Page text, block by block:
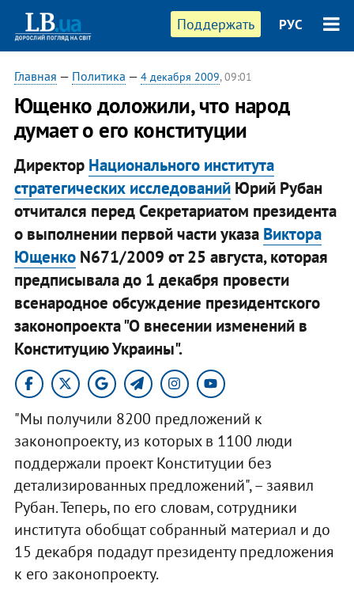
Поддержать РУС
Главная — Политика — 4 декабря 2009, 09:01
Ющенко доложили, что народ
думает о его конституции
Директор Национального института
стратегических исследованийЮрий Рубан
отчитался перед Секретариатом президента
о выполнении первой части указа Виктора
ЮщенкоN671/2009 от 25 августа, которая
предписывала до 1 декабря провести
всенародное обсуждение президентского
законопроекта "О внесении изменений в
Конституцию Украины".
"Мы получили 8200 предложений к
законопроекту, из которых в 1100 люди
поддержали проект Конституции без
детализированных предложений", – заявил
Рубан. Теперь, по его словам, сотрудники
института обобщат собранный материал и до
15 декабря подадут президенту предложения
к его законопроекту.